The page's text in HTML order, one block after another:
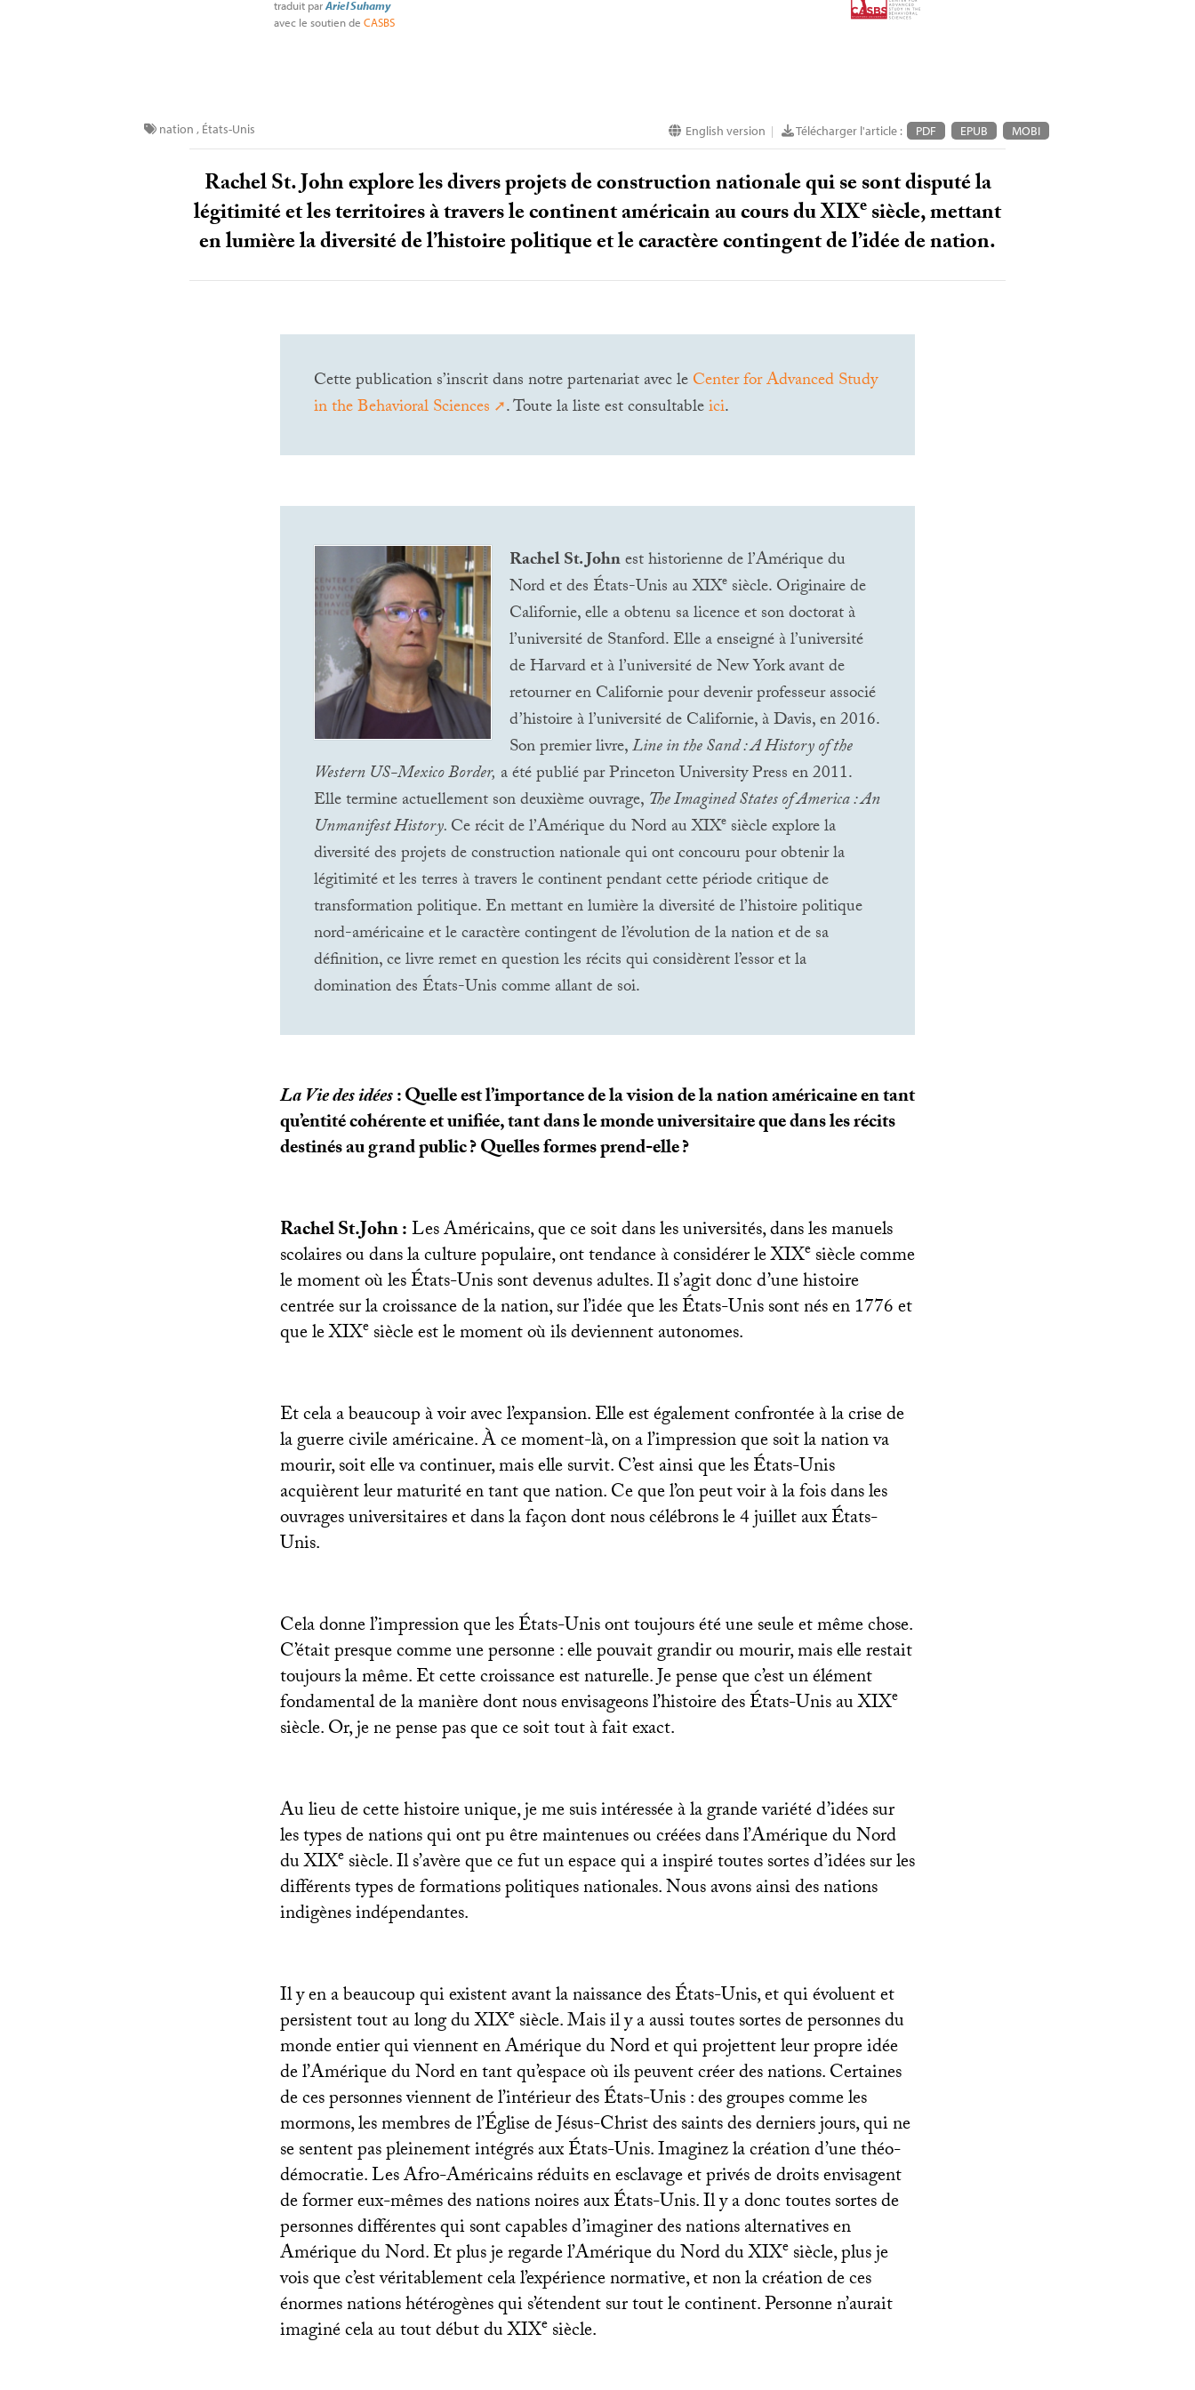
traduit parAriel Suhamy
avec le soutien de CASBS
English version | Télécharger l'article : PDF EPUB MOBI
nation , États-Unis
Rachel St. John explore les divers projets de construction nationale qui se sont disputé la
légitimité et les territoires à travers le continent américain au cours duXIXesiècle, mettant
en lumière la diversité de l’histoire politique et le caractère contingent de l’idée de nation.
Cette publication s’inscrit dans notre partenariat avec leCenter for Advanced Study
in the Behavioral Sciences
. Toute la liste est consultableici.
Rachel St. Johnest historienne de l’Amérique du
Nord et des États-Unis auXIXesiècle. Originaire de
Californie, elle a obtenu sa licence et son doctorat à
l’université de Stanford. Elle a enseigné à l’université
de Harvard et à l’université de New York avant de
retourner en Californie pour devenir professeur associé
d’histoire à l’université de Californie, à Davis, en 2016.
Son premier livre,Line in the Sand : A History of the
WesternUS-Mexico Border, a été publié par Princeton University Press en 2011.
Elle termine actuellement son deuxième ouvrage, The Imagined States of America : An
Unmanifest History.Ce récit de l’Amérique du Nord auXIXesiècle explore la
diversité des projets de construction nationale qui ont concouru pour obtenir la
légitimité et les terres à travers le continent pendant cette période critique de
transformation politique. En mettant en lumière la diversité de l’histoire politique
nord-américaine et le caractère contingent de l’évolution de la nation et de sa
définition, ce livre remet en question les récits qui considèrent l’essor et la
domination des États-Unis comme allant de soi.
La Vie des idées: Quelle est l’importance de la vision de la nation américaine en tant
qu’entité cohérente et unifiée, tant dans le monde universitaire que dans les récits
destinés au grand public? Quelles formes prend-elle?
Rachel St.John :Les Américains, que ce soit dans les universités, dans les manuels
scolaires ou dans la culture populaire, ont tendance à considérer leXIXe siècle comme
le moment où les États-Unis sont devenus adultes. Il s’agit donc d’une histoire
centrée sur la croissance de la nation, sur l’idée que les États-Unis sont nés en 1776 et
que leXIXe siècle est le moment où ils deviennent autonomes.
Et cela a beaucoup à voir avec l’expansion. Elle est également confrontée à la crise de
la guerre civile américaine. À ce moment-là, on a l’impression que soit la nation va
mourir, soit elle va continuer, mais elle survit. C’est ainsi que les États-Unis
acquièrent leur maturité en tant que nation. Ce que l’on peut voir à la fois dans les
ouvrages universitaires et dans la façon dont nous célébrons le 4 juillet aux États-
Unis.
Cela donne l’impression que les États-Unis ont toujours été une seule et même chose.
C’était presque comme une personne : elle pouvait grandir ou mourir, mais elle restait
toujours la même. Et cette croissance est naturelle. Je pense que c’est un élément
fondamental de la manière dont nous envisageons l’histoire des États-Unis auXIXe
siècle. Or, je ne pense pas que ce soit tout à fait exact.
Au lieu de cette histoire unique, je me suis intéressée à la grande variété d’idées sur
les types de nations qui ont pu être maintenues ou créées dans l’Amérique du Nord
duXIXe siècle. Il s’avère que ce fut un espace qui a inspiré toutes sortes d’idées sur les
différents types de formations politiques nationales. Nous avons ainsi des nations
indigènes indépendantes.
Il y en a beaucoup qui existent avant la naissance des États-Unis, et qui évoluent et
persistent tout au long duXIXe siècle. Mais il y a aussi toutes sortes de personnes du
monde entier qui viennent en Amérique du Nord et qui projettent leur propre idée
de l’Amérique du Nord en tant qu’espace où ils peuvent créer des nations. Certaines
de ces personnes viennent de l’intérieur des États-Unis : des groupes comme les
mormons, les membres de l’Église de Jésus-Christ des saints des derniers jours, qui ne
se sentent pas pleinement intégrés aux États-Unis. Imaginez la création d’une théo-
démocratie. Les Afro-Américains réduits en esclavage et privés de droits envisagent
de former eux-mêmes des nations noires aux États-Unis. Il y a donc toutes sortes de
personnes différentes qui sont capables d’imaginer des nations alternatives en
Amérique du Nord. Et plus je regarde l’Amérique du Nord duXIXe siècle, plus je
vois que c’est véritablement cela l’expérience normative, et non la création de ces
énormes nations hétérogènes qui s’étendent sur tout le continent. Personne n’aurait
imaginé cela au tout début duXIXe siècle.